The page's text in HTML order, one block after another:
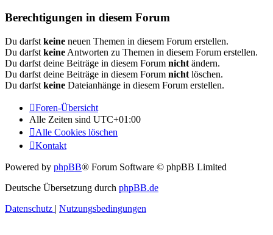
Berechtigungen in diesem Forum
Du darfst keine neuen Themen in diesem Forum erstellen.
Du darfst keine Antworten zu Themen in diesem Forum erstellen.
Du darfst deine Beiträge in diesem Forum nicht ändern.
Du darfst deine Beiträge in diesem Forum nicht löschen.
Du darfst keine Dateianhänge in diesem Forum erstellen.
Foren-Übersicht
Alle Zeiten sind UTC+01:00
Alle Cookies löschen
Kontakt
Powered by phpBB® Forum Software © phpBB Limited
Deutsche Übersetzung durch phpBB.de
Datenschutz | Nutzungsbedingungen